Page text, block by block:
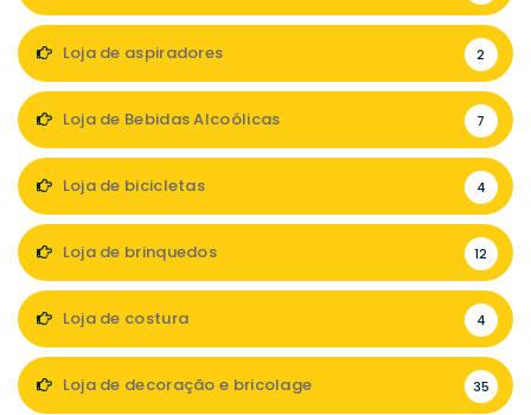
Loja de aspiradores 2
Loja de Bebidas Alcoólicas 7
Loja de bicicletas 4
Loja de brinquedos 12
Loja de costura 4
Loja de decoração e bricolage 35